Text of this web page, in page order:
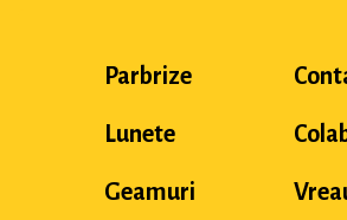
Parbrize
Lunete
Geamuri